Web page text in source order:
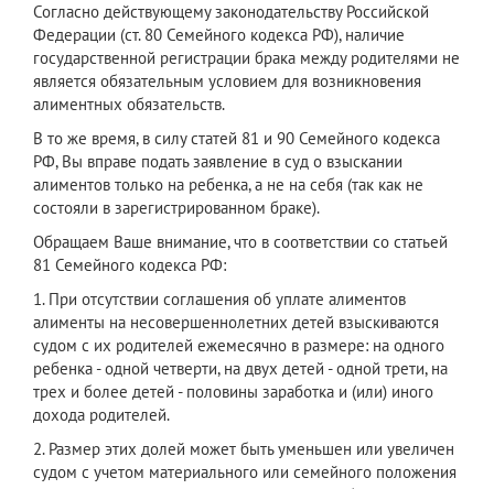
Согласно действующему законодательству Российской
Федерации (ст. 80 Семейного кодекса РФ), наличие
государственной регистрации брака между родителями не
является обязательным условием для возникновения
алиментных обязательств.
В то же время, в силу статей 81 и 90 Семейного кодекса
РФ, Вы вправе подать заявление в суд о взыскании
алиментов только на ребенка, а не на себя (так как не
состояли в зарегистрированном браке).
Обращаем Ваше внимание, что в соответствии со статьей
81 Семейного кодекса РФ:
1. При отсутствии соглашения об уплате алиментов
алименты на несовершеннолетних детей взыскиваются
судом с их родителей ежемесячно в размере: на одного
ребенка - одной четверти, на двух детей - одной трети, на
трех и более детей - половины заработка и (или) иного
дохода родителей.
2. Размер этих долей может быть уменьшен или увеличен
судом с учетом материального или семейного положения